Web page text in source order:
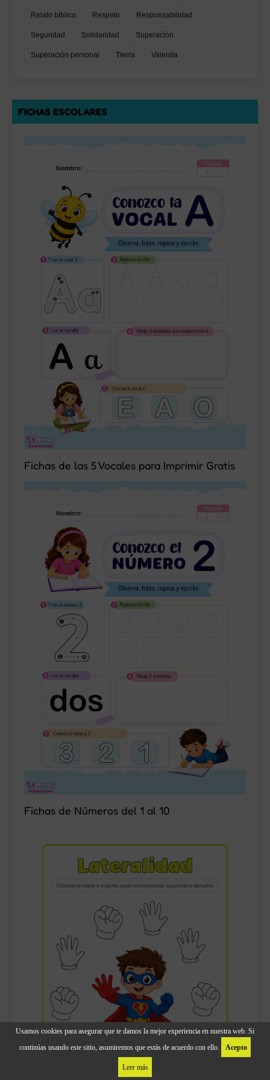
Relato bíblico Respeto Responsabilidad
Seguridad Solidaridad Superación
Superación personal Tierra Valentía
FICHAS ESCOLARES
Fichas de las 5 Vocales para Imprimir Gratis
Fichas de Números del 1 al 10
Usamos cookies para asegurar que te damos la mejor experiencia en nuestra web. Si
continúas usando este sitio, asumiremos que estás de acuerdo con ello.
Acepto
Leer más